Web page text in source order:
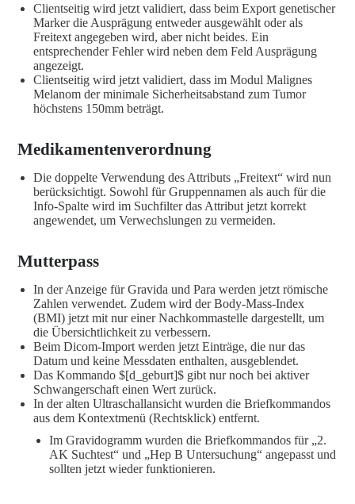
Clientseitig wird jetzt validiert, dass beim Export genetischer
Marker die Ausprägung entweder ausgewählt oder als
Freitext angegeben wird, aber nicht beides. Ein
entsprechender Fehler wird neben dem Feld Ausprägung
angezeigt.
Clientseitig wird jetzt validiert, dass im Modul Malignes
Melanom der minimale Sicherheitsabstand zum Tumor
höchstens 150mm beträgt.
Medikamentenverordnung
Die doppelte Verwendung des Attributs „Freitext“ wird nun
berücksichtigt. Sowohl für Gruppennamen als auch für die
Info-Spalte wird im Suchfilter das Attribut jetzt korrekt
angewendet, um Verwechslungen zu vermeiden.
Mutterpass
In der Anzeige für Gravida und Para werden jetzt römische
Zahlen verwendet. Zudem wird der Body-Mass-Index
(BMI) jetzt mit nur einer Nachkommastelle dargestellt, um
die Übersichtlichkeit zu verbessern.
Beim Dicom-Import werden jetzt Einträge, die nur das
Datum und keine Messdaten enthalten, ausgeblendet.
Das Kommando $[d_geburt]$ gibt nur noch bei aktiver
Schwangerschaft einen Wert zurück.
In der alten Ultraschallansicht wurden die Briefkommandos
aus dem Kontextmenü (Rechtsklick) entfernt.
Im Gravidogramm wurden die Briefkommandos für „2.
AK Suchtest“ und „Hep B Untersuchung“ angepasst und
sollten jetzt wieder funktionieren.